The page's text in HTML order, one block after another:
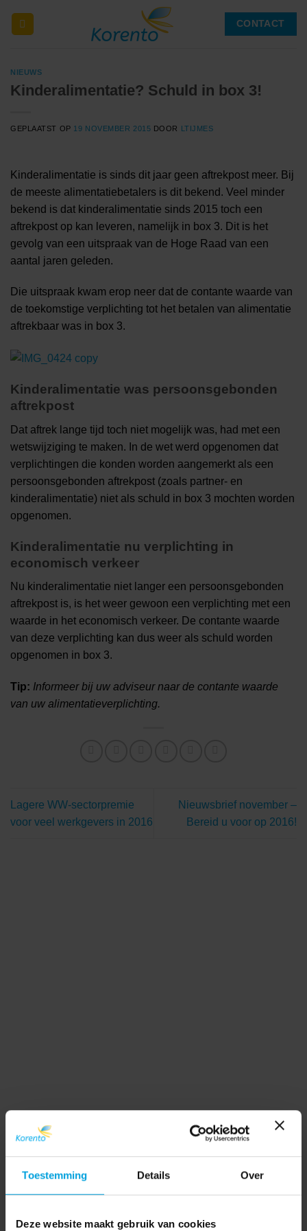
Toestemming Details Over
Deze website maakt gebruik van cookies
naar
CONTACT
NIEUWS
Kinderalimentatie? Schuld in box 3!
GEPLAATST OP 19 NOVEMBER 2015 DOOR LTIJMES
Kinderalimentatie is sinds dit jaar geen aftrekpost meer. Bij
de meeste alimentatiebetalers is dit bekend. Veel minder
bekend is dat kinderalimentatie sinds 2015 toch een
aftrekpost op kan leveren, namelijk in box 3. Dit is het
gevolg van een uitspraak van de Hoge Raad van een
aantal jaren geleden.
Die uitspraak kwam erop neer dat de contante waarde van
de toekomstige verplichting tot het betalen van alimentatie
aftrekbaar was in box 3.
Kinderalimentatie was persoonsgebonden
aftrekpost
Dat aftrek lange tijd toch niet mogelijk was, had met een
wetswijziging te maken. In de wet werd opgenomen dat
verplichtingen die konden worden aangemerkt als een
persoonsgebonden aftrekpost (zoals partner- en
kinderalimentatie) niet als schuld in box 3 mochten worden
opgenomen.
Kinderalimentatie nu verplichting in
economisch verkeer
Nu kinderalimentatie niet langer een persoonsgebonden
aftrekpost is, is het weer gewoon een verplichting met een
waarde in het economisch verkeer. De contante waarde
van deze verplichting kan dus weer als schuld worden
opgenomen in box 3.
Tip: Informeer bij uw adviseur naar de contante waarde
van uw alimentatieverplichting.
Lagere WW-sectorpremie
voor veel werkgevers in 2016
Nieuwsbrief november –
Bereid u voor op 2016!